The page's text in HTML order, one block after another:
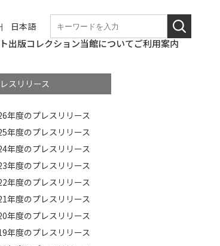
日本語
出版
館
ニュース
コレクション当館について
細
館の
ご利用案内
スリリース
年度のプレスリリース
年度のプレスリリース
年度のプレスリリース
年度のプレスリリース
年度のプレスリリース
年度のプレスリリース
年度のプレスリリース
年度のプレスリリース